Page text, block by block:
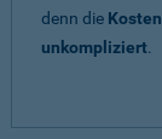
denn die
unkompliziert.